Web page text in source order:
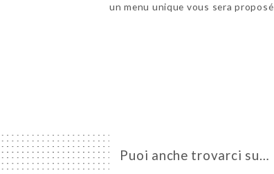
un menu unique vous sera proposé
Puoi anche trovarci su…